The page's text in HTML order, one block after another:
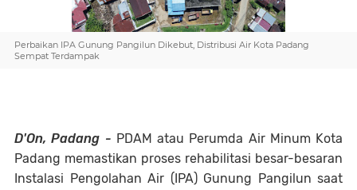
Perbaikan IPA Gunung Pangilun Dikebut, Distribusi Air Kota Padang
Sempat Terdampak
D'On, Padang - PDAM atau Perumda Air Minum Kota
Padang memastikan proses rehabilitasi besar-besaran
Instalasi Pengolahan Air (IPA) Gunung Pangilun saat